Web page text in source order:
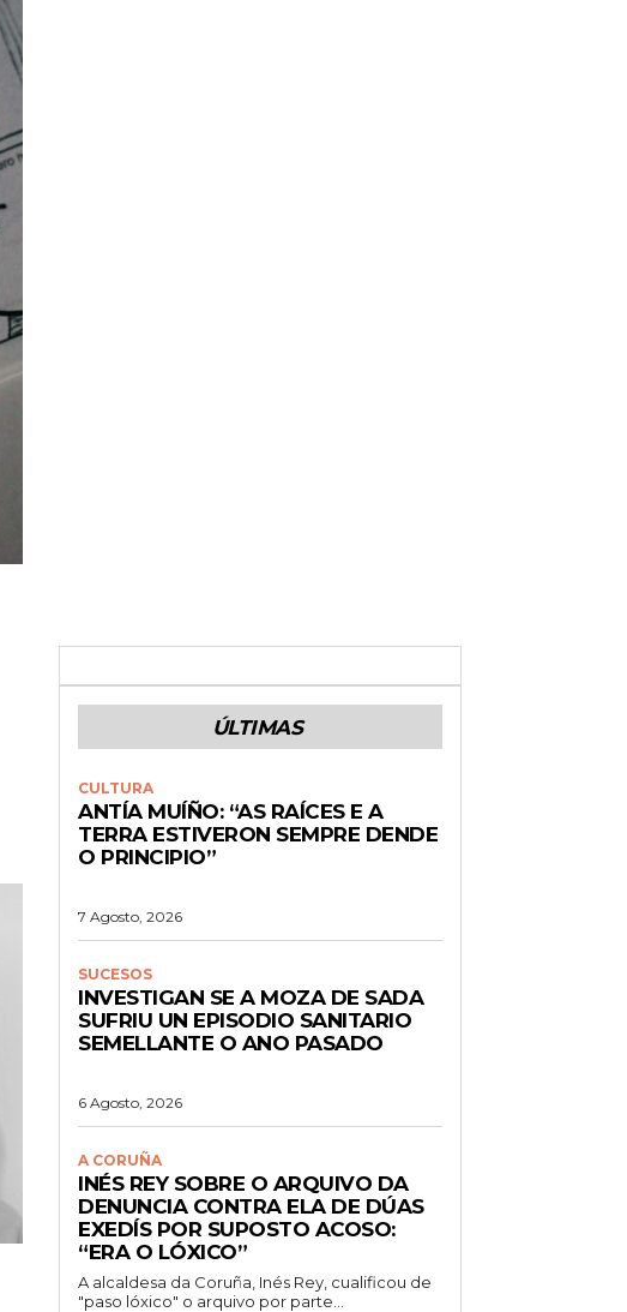
ÚLTIMAS
CULTURA
ANTÍA MUÍÑO: “AS RAÍCES E A
TERRA ESTIVERON SEMPRE DENDE
O PRINCIPIO”
7 Agosto, 2026
SUCESOS
INVESTIGAN SE A MOZA DE SADA
SUFRIU UN EPISODIO SANITARIO
SEMELLANTE O ANO PASADO
6 Agosto, 2026
A CORUÑA
INÉS REY SOBRE O ARQUIVO DA
DENUNCIA CONTRA ELA DE DÚAS
EXEDÍS POR SUPOSTO ACOSO:
“ERA O LÓXICO”
A alcaldesa da Coruña, Inés Rey, cualificou de
"paso lóxico" o arquivo por parte...